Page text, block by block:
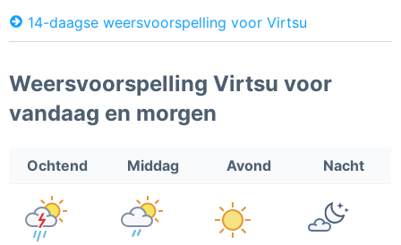
14-daagse weersvoorspelling voor Virtsu
Weersvoorspelling Virtsu voor
vandaag en morgen
Ochtend Middag Avond Nacht